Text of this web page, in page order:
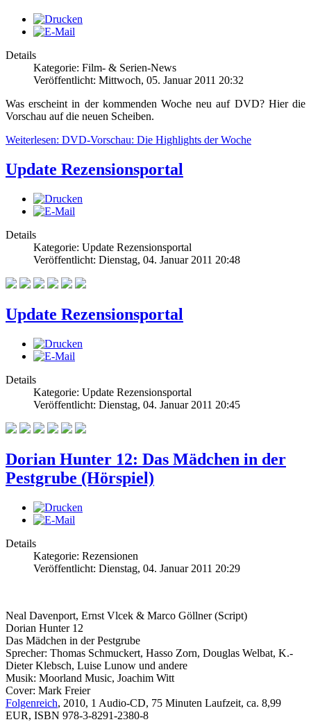
Details
Kategorie: Film- & Serien-News
Veröffentlicht: Mittwoch, 05. Januar 2011 20:32
Was erscheint in der kommenden Woche neu auf DVD? Hier die
Vorschau auf die neuen Scheiben.
Weiterlesen: DVD-Vorschau: Die Highlights der Woche
Update Rezensionsportal
Details
Kategorie: Update Rezensionsportal
Veröffentlicht: Dienstag, 04. Januar 2011 20:48
Update Rezensionsportal
Details
Kategorie: Update Rezensionsportal
Veröffentlicht: Dienstag, 04. Januar 2011 20:45
Dorian Hunter 12: Das Mädchen in der
Pestgrube (Hörspiel)
Details
Kategorie: Rezensionen
Veröffentlicht: Dienstag, 04. Januar 2011 20:29
Neal Davenport, Ernst Vlcek & Marco Göllner (Script)
Dorian Hunter 12
Das Mädchen in der Pestgrube
Sprecher: Thomas Schmuckert, Hasso Zorn, Douglas Welbat, K.-
Dieter Klebsch, Luise Lunow und andere
Musik: Moorland Music, Joachim Witt
Cover: Mark Freier
Folgenreich, 2010, 1 Audio-CD, 75 Minuten Laufzeit, ca. 8,99
EUR, ISBN 978-3-8291-2380-8